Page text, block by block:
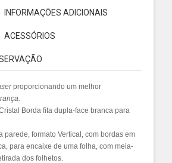
INFORMAÇÕES ADICIONAIS
ACESSÓRIOS
proporcionando um melhor
Borda fita dupla-face branca para
parede, formato Vertical, com bordas em
para encaixe de uma folha, com meia-
dos folhetos.